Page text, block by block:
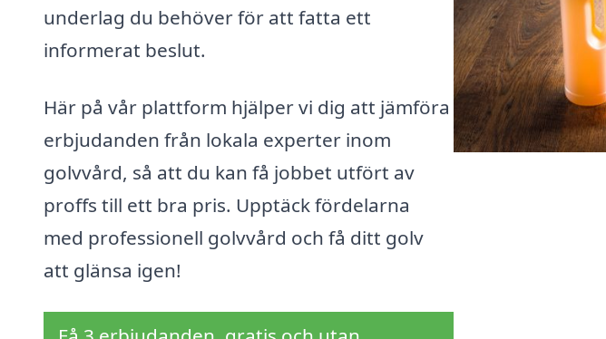
underlag du behöver för att fatta ett
informerat beslut.
Här på vår plattform hjälper vi dig att jämföra
erbjudanden från lokala experter inom
golvvård, så att du kan få jobbet utfört av
proffs till ett bra pris. Upptäck fördelarna
med professionell golvvård och få ditt golv
att glänsa igen!